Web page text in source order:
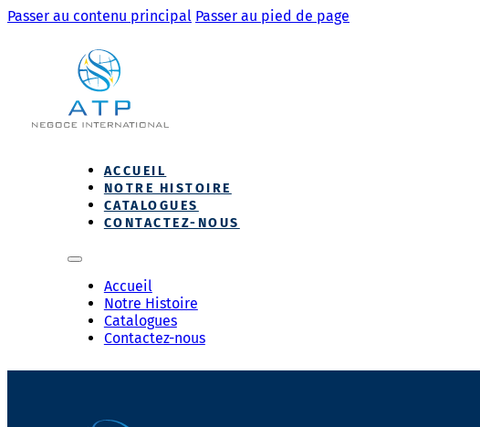
Passer au contenu principal Passer au pied de page
ACCUEIL
NOTRE HISTOIRE
CATALOGUES
CONTACTEZ-NOUS
Accueil
Notre Histoire
Catalogues
Contactez-nous